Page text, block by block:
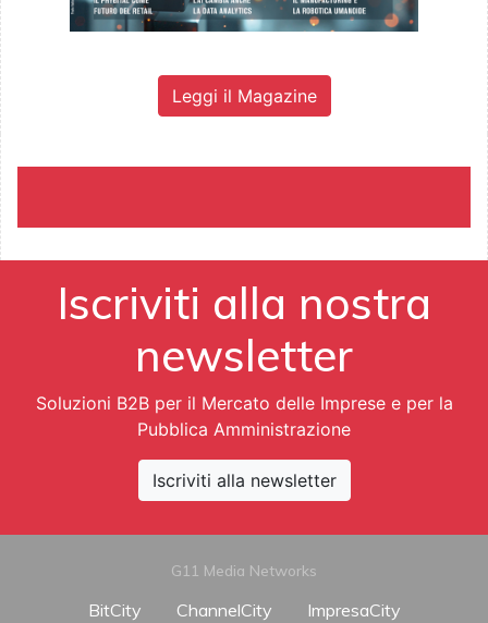
Leggi il Magazine
Iscriviti alla nostra
newsletter
Soluzioni B2B per il Mercato delle Imprese e per la
Pubblica Amministrazione
Iscriviti alla newsletter
G11 Media Networks
BitCity ChannelCity
ImpresaCity